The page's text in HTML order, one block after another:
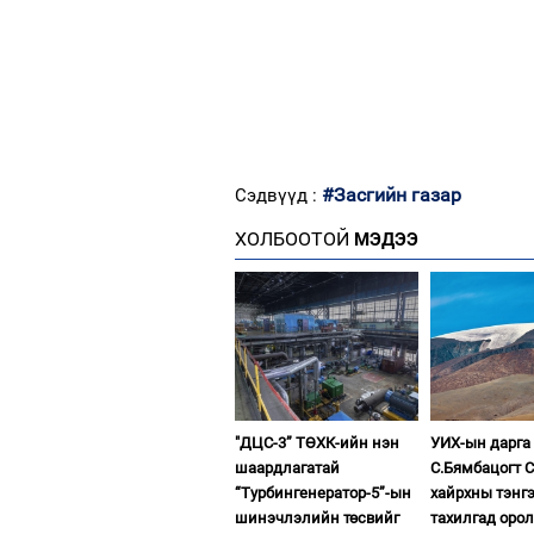
Сэдвүүд : #Засгийн газар
ХОЛБООТОЙ МЭДЭЭ
"ДЦС-3” ТӨХК-ийн нэн
шаардлагатай
“Турбингенератор-5”-ын
шинэчлэлийн төсвийг
УИХ-ын дарга
С.Бямбацогт
хайрхны
тахилгад